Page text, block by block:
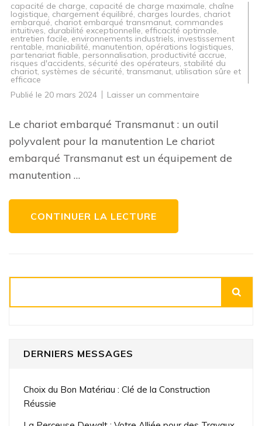
capacité de charge, capacité de charge maximale, chaîne
logistique, chargement équilibré, charges lourdes, chariot
embarqué, chariot embarqué transmanut, commandes
intuitives, durabilité exceptionnelle, efficacité optimale,
entretien facile, environnements industriels, investissement
rentable, maniabilité, manutention, opérations logistiques,
partenariat fiable, personnalisation, productivité accrue,
risques d'accidents, sécurité des opérateurs, stabilité du
chariot, systèmes de sécurité, transmanut, utilisation sûre et
efficace
Publié le 20 mars 2024 Laisser un commentaire
opérations
de
avec
chariot
Le chariot embarqué Transmanut : un outil
polyvalent pour la manutention Le chariot
embarqué Transmanut est un équipement de
manutention …
CONTINUER LA LECTURE
DERNIERS MESSAGES
Choix du Bon Matériau : Clé de la Construction
Réussie